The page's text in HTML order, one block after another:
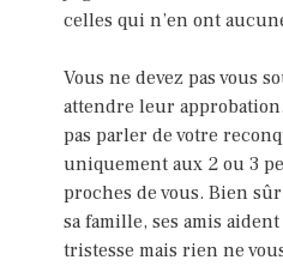
celles qui n’en ont
Vous ne devez pas vous
attendre leur
pas parler de votre
uniquement aux 2 ou 3
proches de vous. Bien
sa famille, ses amis
tristesse mais rien ne